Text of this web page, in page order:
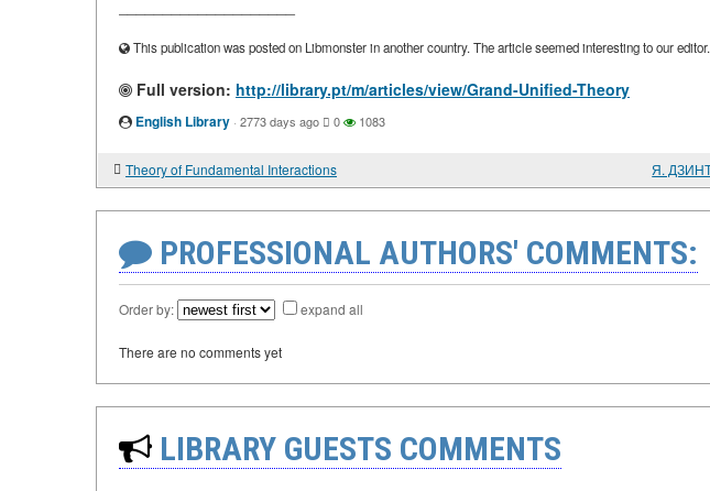
This publication was posted on Libmonster in another country. The article seemed interesting to our editor.
Full version: http://library.pt/m/articles/view/Grand-Unified-Theory
English Library · 2773 days ago 0 1083
Theory of Fundamental Interactions
PROFESSIONAL AUTHORS' COMMENTS:
Order by: expand all
There are no comments yet
LIBRARY GUESTS COMMENTS